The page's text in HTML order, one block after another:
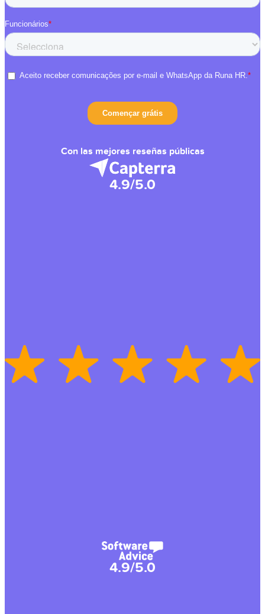
Con las mejores reseñas públicas
4.9/5.0
4.9/5.0